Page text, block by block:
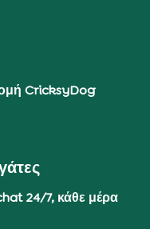
CricksyDog
24/7, κάθε μέρα